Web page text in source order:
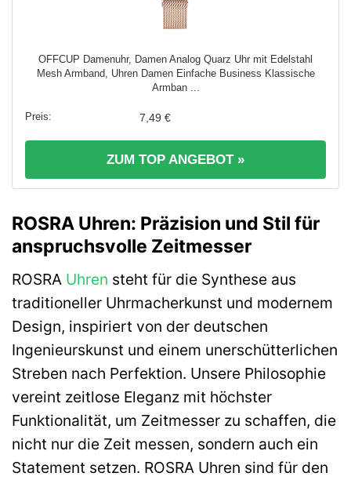
OFFCUP Damenuhr, Damen Analog Quarz Uhr mit Edelstahl
Mesh Armband, Uhren Damen Einfache Business Klassische
Armban ...
7,49 €
ZUM TOP ANGEBOT »
ROSRA Uhren: Präzision und Stil für
anspruchsvolle Zeitmesser
ROSRA Uhren steht für die Synthese aus
traditioneller Uhrmacherkunst und modernem
Design, inspiriert von der deutschen
Ingenieurskunst und einem unerschütterlichen
Streben nach Perfektion. Unsere Philosophie
vereint zeitlose Eleganz mit höchster
Funktionalität, um Zeitmesser zu schaffen, die
nicht nur die Zeit messen, sondern auch ein
Statement setzen. ROSRA Uhren sind für den